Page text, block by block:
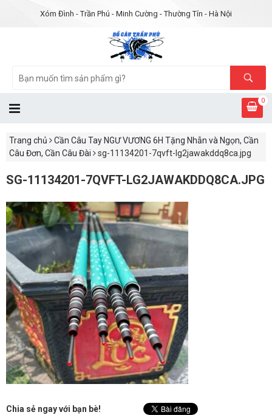
Xóm Đình - Trần Phú - Minh Cường - Thường Tín - Hà Nội
0
Trang chủ
Cần Câu Tay NGƯ VƯƠNG 6H Tặng Nhẫn và Ngọn, Cần
Câu Đơn, Cần Câu Đài
sg-11134201-7qvft-lg2jawakddq8ca.jpg
SG-11134201-7QVFT-LG2JAWAKDDQ8CA.JPG
Chia sẻ ngay với bạn bè!